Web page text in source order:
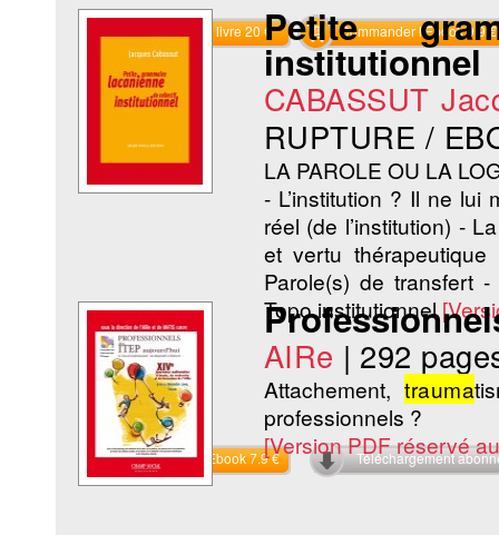
Commander le livre 20 € Commander l'Ebook 9.9 €
Petite
institutionnel
CABASSUT
RUPTURE /
LA PAROLE OU LA
- L’institution ? Il ne
réel (de l’institution) -
et vertu
Parole(s) de transfert
Topo institutionnel
Commander l'Ebook 7.9 € Téléchargement
AIRe | 292
Attachement,trauma
professionnels ?
[Version PDF réservé